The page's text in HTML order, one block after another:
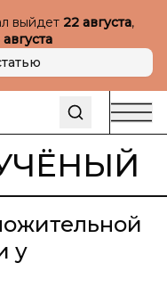
выйдет 22 августа,
у